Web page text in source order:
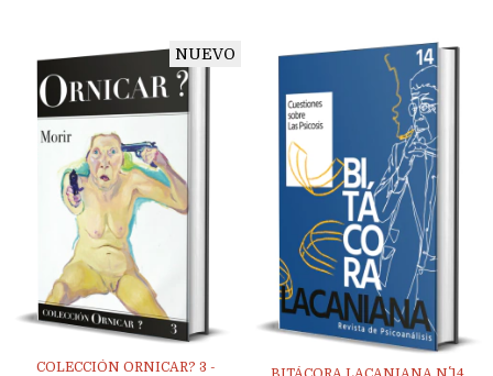
NUEVO
COLECCIÓN ORNICAR? 3 -